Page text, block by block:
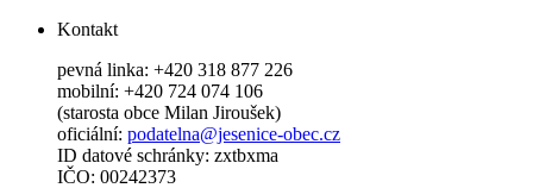
Kontakt
pevná linka: +420 318 877 226
mobilní: +420 724 074 106
(starosta obce Milan Jiroušek)
oficiální: podatelna@jesenice-obec.cz
ID datové schránky: zxtbxma
IČO: 00242373